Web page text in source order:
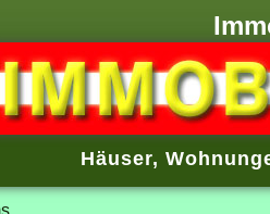
Häuser,